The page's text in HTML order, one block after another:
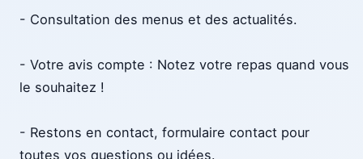
- Consultation des menus et des actualités.
- Votre avis compte : Notez votre repas quand vous
le souhaitez !
- Restons en contact, formulaire contact pour
toutes vos questions ou idées.